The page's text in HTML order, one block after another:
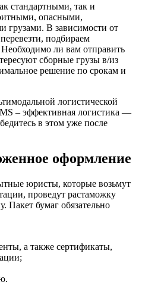
стандартными, так и
опасными,
грузами. В зависимости от
подбираем
ли вам отправить
сборные грузы в/из
решение по срокам и
логистической
– эффективная логистика —
в этом уже после
оформление
юристы, которые возьмут
проведут растаможку
Пакет бумаг обязательно
а также сертификаты,